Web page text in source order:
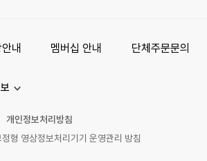
내 멤버십 안내 단체주문문의
개인정보처리방침
정형 영상정보처리기기 운영관리 방침